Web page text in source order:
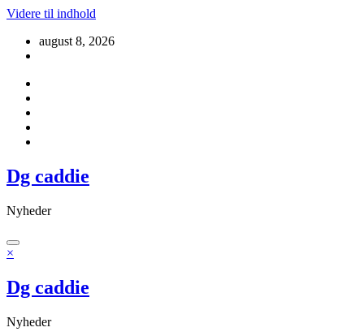
Videre til indhold
august 8, 2026
Dg caddie
Nyheder
×
Dg caddie
Nyheder